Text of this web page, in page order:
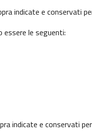
indicate e conservati
le seguenti:
indicate e conservati